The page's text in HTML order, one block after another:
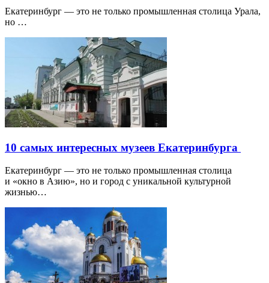
Екатеринбург — это не только промышленная столица Урала,
но …
10 самых интересных музеев Екатеринбурга
Екатеринбург — это не только промышленная столица
и «окно в Азию», но и город с уникальной культурной
жизнью…